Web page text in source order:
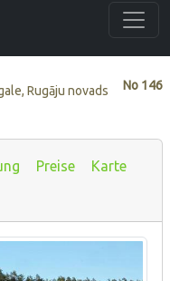
No 146
Rugāju novads
Preise Karte